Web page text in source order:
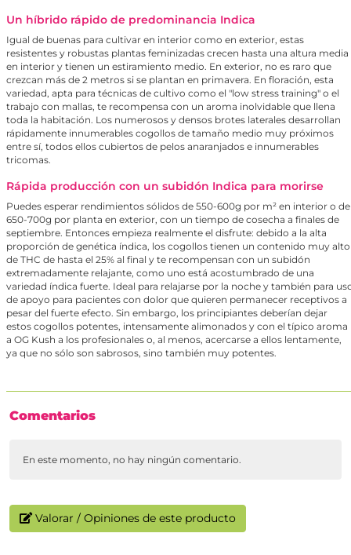
Un híbrido rápido de predominancia Indica
Igual de buenas para cultivar en interior como en exterior, estas
resistentes y robustas plantas feminizadas crecen hasta una altura media
en interior y tienen un estiramiento medio. En exterior, no es raro que
crezcan más de 2 metros si se plantan en primavera. En floración, esta
variedad, apta para técnicas de cultivo como el "low stress training" o el
trabajo con mallas, te recompensa con un aroma inolvidable que llena
toda la habitación. Los numerosos y densos brotes laterales desarrollan
rápidamente innumerables cogollos de tamaño medio muy próximos
entre sí, todos ellos cubiertos de pelos anaranjados e innumerables
tricomas.
Rápida producción con un subidón Indica para morirse
Puedes esperar rendimientos sólidos de 550-600g por m² en interior o de
650-700g por planta en exterior, con un tiempo de cosecha a finales de
septiembre. Entonces empieza realmente el disfrute: debido a la alta
proporción de genética índica, los cogollos tienen un contenido muy alto
de THC de hasta el 25% al final y te recompensan con un subidón
extremadamente relajante, como uno está acostumbrado de una
variedad índica fuerte. Ideal para relajarse por la noche y también para
de apoyo para pacientes con dolor que quieren permanecer receptivos a
pesar del fuerte efecto. Sin embargo, los principiantes deberían dejar
estos cogollos potentes, intensamente alimonados y con el típico aroma
a OG Kush a los profesionales o, al menos, acercarse a ellos lentamente,
ya que no sólo son sabrosos, sino también muy potentes.
Comentarios
En este momento, no hay ningún comentario.
Valorar / Opiniones de este producto